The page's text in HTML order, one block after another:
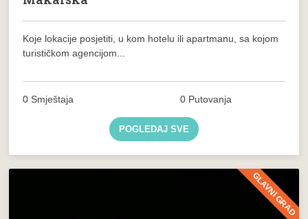
Koje lokacije posjetiti, u kom hotelu ili apartmanu, sa kojom
turističkom agencijom...
0 Smještaja 0 Putovanja
POGLEDAJ SVE
GLAVNI GRAD